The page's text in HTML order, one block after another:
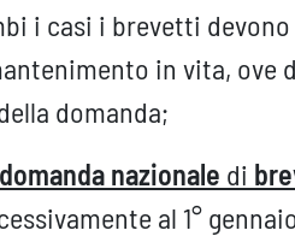
i casi i brevetti
in vita, ove
domanda;
domanda nazionale di
al 1°